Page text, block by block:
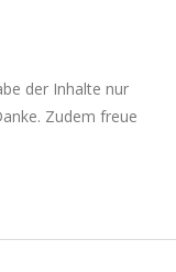
der Inhalte nur
Zudem freue